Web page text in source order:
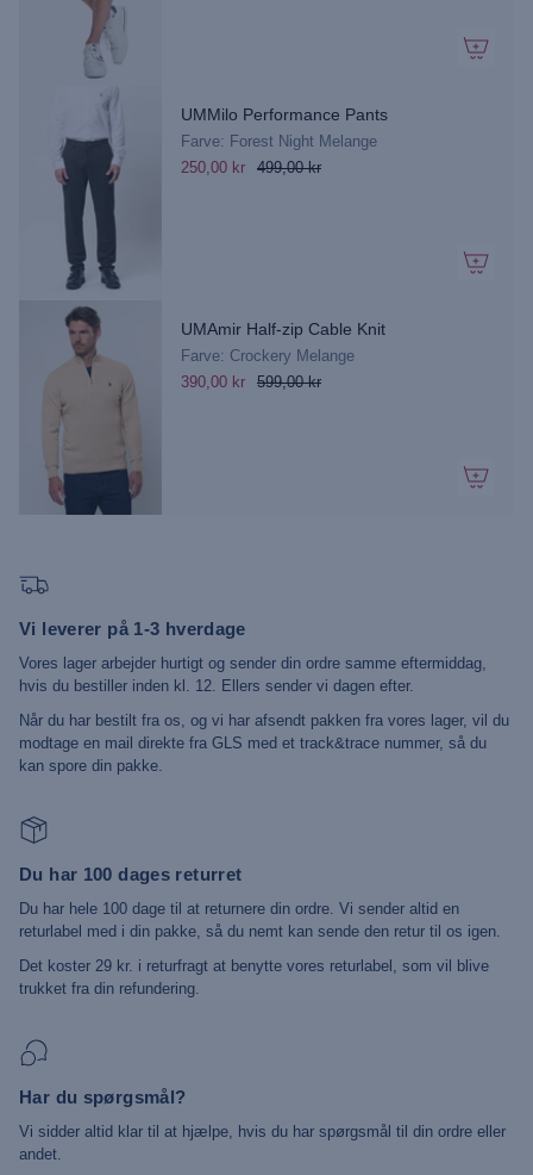
UMMilo Performance Pants
Farve: Forest Night Melange
250,00 kr
499,00 kr
UMAmir Half-zip Cable Knit
Farve: Crockery Melange
390,00 kr
599,00 kr
Vi leverer på 1-3 hverdage
Vores lager arbejder hurtigt og sender din ordre samme eftermiddag,
hvis du bestiller inden kl. 12. Ellers sender vi dagen efter.
Når du har bestilt fra os, og vi har afsendt pakken fra vores lager, vil du
modtage en mail direkte fra GLS med et track&trace nummer, så du
kan spore din pakke.
Du har 100 dages returret
Du har hele 100 dage til at returnere din ordre. Vi sender altid en
returlabel med i din pakke, så du nemt kan sende den retur til os igen.
Det koster 29 kr. i returfragt at benytte vores returlabel, som vil blive
trukket fra din refundering.
Har du spørgsmål?
Vi sidder altid klar til at hjælpe, hvis du har spørgsmål til din ordre eller
andet.